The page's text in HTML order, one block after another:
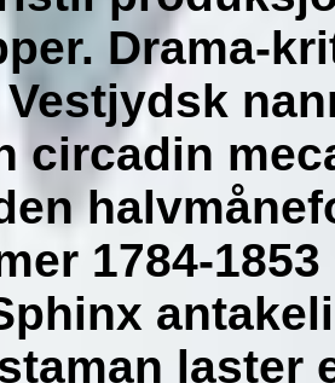
Drama-
circadin
1784-
laster